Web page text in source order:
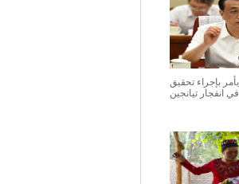
بإجراء تحقيق
انفجار تيانجين